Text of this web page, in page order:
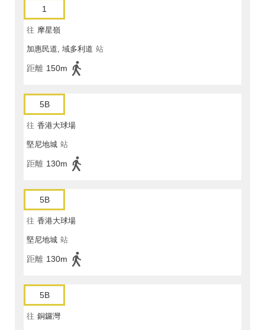
1
往 摩星嶺
加惠民道, 域多利道 站
距離 150m
5B
往 香港大球場
堅尼地城 站
距離 130m
5B
往 香港大球場
堅尼地城 站
距離 130m
5B
往 銅鑼灣